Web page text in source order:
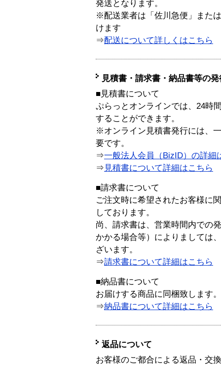
発送となります。
※配送業者は「佐川急便」また
けます
⇒配送について詳しくはこちら
見積書・請求書・納品書等の
■見積書について
ぷらっとオンラインでは、24時
することができます。
※オンライン見積書発行には、
要です。
⇒一般法人会員（BizID）の詳細
⇒ 見積書について詳細はこちら
■請求書について
ご注文時に希望されたお客様に
しております。
尚、請求書は、営業時間内での
かかる場合等）によりましては
ざいます。
⇒請求書について詳細はこちら
■納品書について
お届けする商品に同梱致します。
⇒納品書について詳細はこちら
返品について
お客様のご都合による返品・交